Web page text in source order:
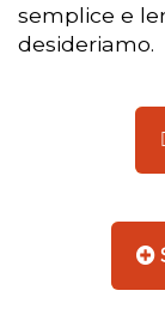
semplice e
desideriamo.